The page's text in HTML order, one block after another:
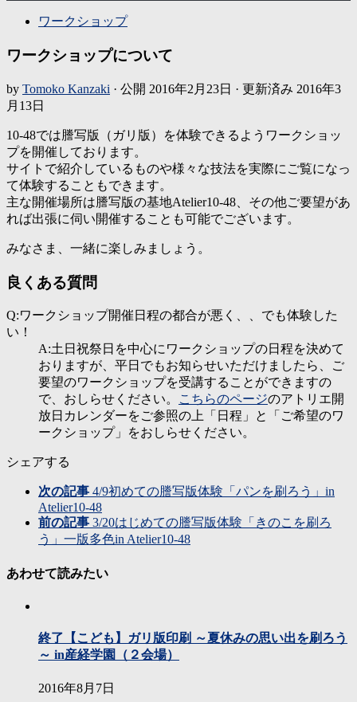
ワークショップ
ワークショップについて
by Tomoko Kanzaki · 公開 2016年2月23日 · 更新済み 2016年3
月13日
10-48では謄写版（ガリ版）を体験できるようワークショッ
プを開催しております。
サイトで紹介しているものや様々な技法を実際にご覧になっ
て体験することもできます。
主な開催場所は謄写版の基地Atelier10-48、その他ご要望があ
れば出張に伺い開催することも可能でございます。
みなさま、一緒に楽しみましょう。
良くある質問
Q:ワークショップ開催日程の都合が悪く、、でも体験した
い！
A:土日祝祭日を中心にワークショップの日程を決めて
おりますが、平日でもお知らせいただけましたら、ご
要望のワークショップを受講することができますの
で、おしらせください。
こちらのページのアトリエ開
放日カレンダーをご参照の上「日程」と「ご希望のワ
ークショップ」をおしらせください。
シェアする
次の記事 4/9初めての謄写版体験「パンを刷ろう」in
Atelier10-48
前の記事 3/20はじめての謄写版体験「きのこを刷ろ
う」一版多色in Atelier10-48
あわせて読みたい
終了【こども】ガリ版印刷 ～夏休みの思い出を刷ろう
～ in産経学園（２会場）
2016年8月7日